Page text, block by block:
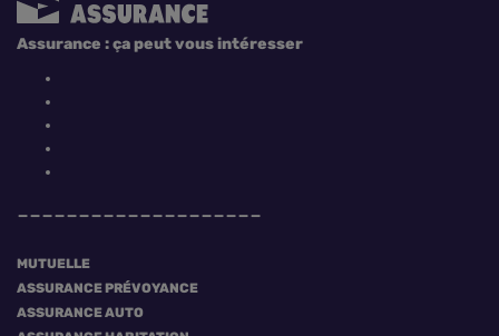
MUTUELLE
ASSURANCE PRÉVOYANCE
ASSURANCE AUTO
Assurance : ça peut vous intéresser